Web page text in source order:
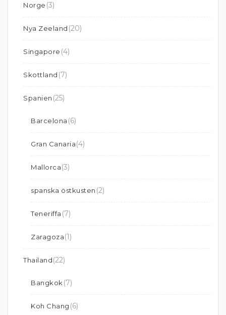
Norge (3)
Nya Zeeland (20)
Singapore (4)
Skottland (7)
Spanien (25)
Barcelona (6)
Gran Canaria(4)
Mallorca(3)
spanska östkusten (2)
Teneriffa (7)
Zaragoza(1)
Thailand(22)
Bangkok (7)
Koh Chang (6)